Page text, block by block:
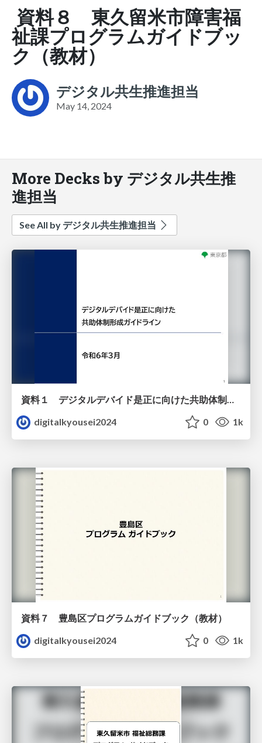
資料８ 東久留米市障害福
祉課プログラムガイドブッ
ク（教材）
デジタル共生推進担当
May 14, 2024
More Decks by デジタル共生推
進担当
See All by デジタル共生推進担当
資料１ デジタルデバイド是正に向けた​共助体制形成ガイドライン（令和5年度更新版）
digitalkyousei2024
0 1k
資料７ 豊島区プログラムガイドブック（教材）
digitalkyousei2024
0 1k